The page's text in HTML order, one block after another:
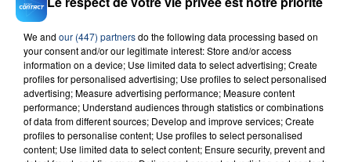
Fever Dream
We and our (447) partnersdo the following data processing based on
your consent and/or our legitimate interest: Store and/or access
information on a device; Use limited data to select advertising; Create
profiles for personalised advertising; Use profiles to select personalised
advertising; Measure advertising performance; Measure content
performance; Understand audiences through statistics or combinations
of data from different sources; Develop and improve services; Create
profiles to personalise content; Use profiles to select personalised
content; Use limited data to select content; Ensure security, prevent and